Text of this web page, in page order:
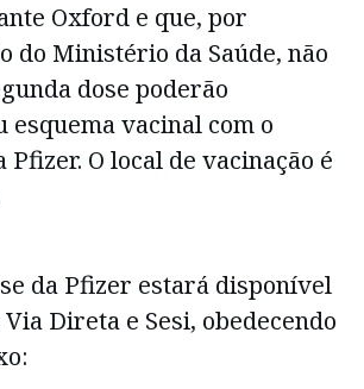
Oxford e que, por
do Ministério da Saúde, não
dose poderão
esquema vacinal com o
O local de vacinação é
da Pfizer estará disponível
Direta e Sesi, obedecendo